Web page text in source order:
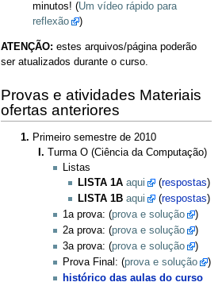
minutos! (Um vídeo rápido para
reflexão
)
ATENÇÃO: estes arquivos/página poderão
ser atualizados durante o curso.
Provas e atividades Materiais
ofertas anteriores
Primeiro semestre de 2010
Turma O (Ciência da Computação)
Listas
LISTA 1A aqui (respostas)
LISTA 1B aqui (respostas)
1a prova: (prova e solução
)
2a prova: (prova e solução
)
3a prova: (prova e solução
)
Prova Final: (prova e solução
)
histórico das aulas do curso